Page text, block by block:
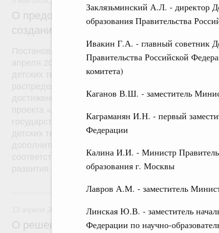
Заклязьминский А.Л. - директор
образования Правительства
Ивакин Г.А. - главный советник
Правительства Российской
комитета)
Каганов В.Ш. - заместитель
Каграманян И.Н. - первый
Федерации
Калина И.И. - Министр
образования г. Москвы
Лавров А.М. - заместитель
Линская Ю.В. - заместитель
Федерации по научно-
О предоставлении межбюджетных
создание детских технопарков
Постановление от 28 апреля 2018 года №525,
апреля 2018 года №823-р. Межбюджетные
детских технопарков «Кванториум» в общем
достижение к концу 2018 года плановых
государственной программы «Развитие
детских технопарков, увеличение числа
соответствующим приоритетным направлениям
13 апреля 2018, пятница
Дополнительное образование детей
О решениях по итогам заседания